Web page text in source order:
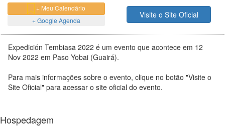
+ Meu Calendário
+ Google Agenda
Visite o Site Oficial
Expedición Tembiasa 2022 é um evento que acontece em 12
Nov 2022 em Paso Yobai (Guairá).
Para mais informações sobre o evento, clique no botão "Visite o
Site Oficial" para acessar o site oficial do evento.
Hospedagem